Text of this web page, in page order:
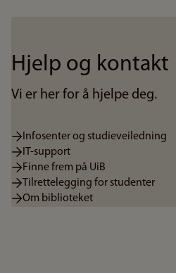
Hjelp og kontakt
Vi er her for å hjelpe deg.
Infosenter og studieveiledning
IT-support
Finne frem på UiB
Tilrettelegging for studenter
Om biblioteket